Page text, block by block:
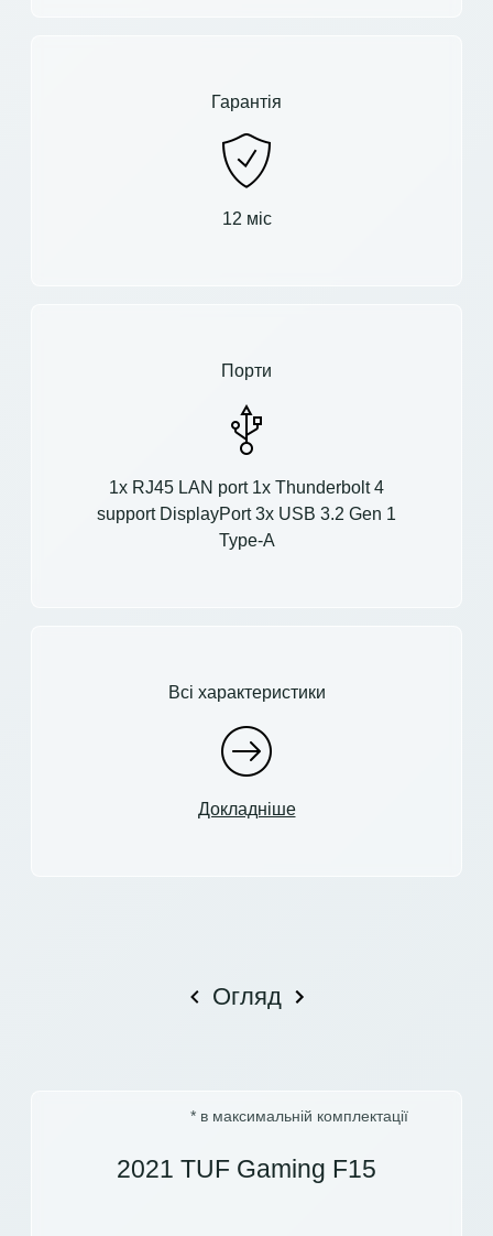
Гарантія
12 міс
Порти
1x RJ45 LAN port 1x Thunderbolt 4
support DisplayPort 3x USB 3.2 Gen 1
Type-A
Всі характеристики
Докладніше
Огляд
* в максимальній комплектації
2021 TUF Gaming F15